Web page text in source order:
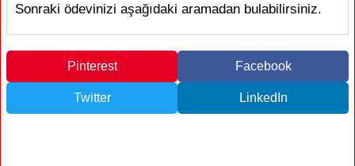
Sonraki ödevinizi aşağıdaki aramadan bulabilirsiniz.
Pinterest Facebook
Twitter LinkedIn